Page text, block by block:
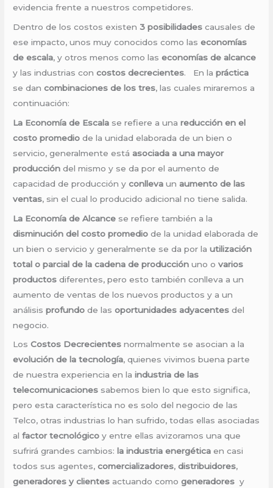
evidencia frente a nuestros competidores.
Dentro de los costos existen3 posibilidades causales de
ese impacto, unos muy conocidos como laseconomías
de escala, y otros menos como laseconomías de alcance
y las industrias concostos decrecientes. En lapráctica
se dancombinaciones de los tres, las cuales miraremos a
continuación:
La Economía de Escala se refiere a unareducción en el
costo promedio de la unidad elaborada de un bien o
servicio, generalmente estáasociada a una mayor
producción del mismo y se da por el aumento de
capacidad de producción yconlleva unaumento de las
ventas, sin el cual lo producido adicional no tiene salida.
La Economía de Alcance se refiere también a la
disminución del costo promedio de la unidad elaborada de
un bien o servicio y generalmente se da por lautilización
total o parcial de la cadena de producción uno ovarios
productos diferentes, pero esto también conlleva a un
aumento de ventas de los nuevos productos y a un
análisisprofundo de lasoportunidades adyacentes del
negocio.
LosCostos Decrecientes normalmente se asocian a la
evolución de la tecnología, quienes vivimos buena parte
de nuestra experiencia en laindustria de las
telecomunicaciones sabemos bien lo que esto significa,
pero esta característica no es solo del negocio de las
Telco, otras industrias lo han sufrido, todas ellas asociadas
alfactor tecnológico y entre ellas avizoramos una que
sufrirá grandes cambios: la industria energética en casi
todos sus agentes,comercializadores,distribuidores,
generadores y clientes actuando comogeneradores y